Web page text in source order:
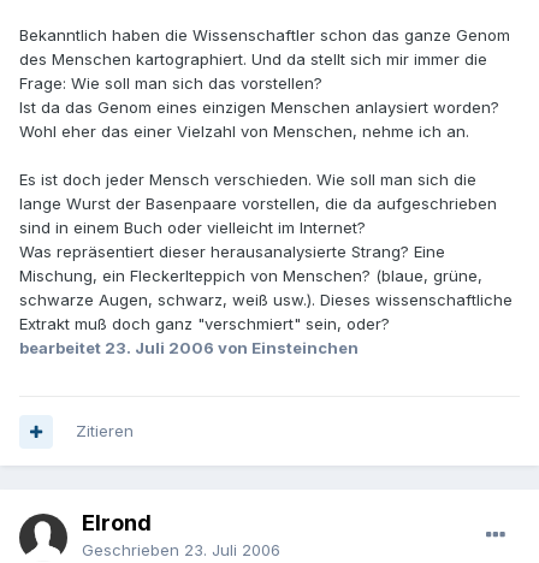
Bekanntlich haben die Wissenschaftler schon das ganze Genom
des Menschen kartographiert. Und da stellt sich mir immer die
Frage: Wie soll man sich das vorstellen?
Ist da das Genom eines einzigen Menschen anlaysiert worden?
Wohl eher das einer Vielzahl von Menschen, nehme ich an.
Es ist doch jeder Mensch verschieden. Wie soll man sich die
lange Wurst der Basenpaare vorstellen, die da aufgeschrieben
sind in einem Buch oder vielleicht im Internet?
Was repräsentiert dieser herausanalysierte Strang? Eine
Mischung, ein Fleckerlteppich von Menschen? (blaue, grüne,
schwarze Augen, schwarz, weiß usw.). Dieses wissenschaftliche
Extrakt muß doch ganz "verschmiert" sein, oder?
bearbeitet 23. Juli 2006 von Einsteinchen
Zitieren
Elrond
Geschrieben 23. Juli 2006